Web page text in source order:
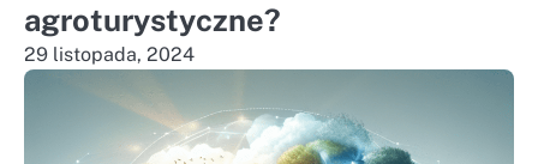
agroturystyczne?
29 listopada, 2024